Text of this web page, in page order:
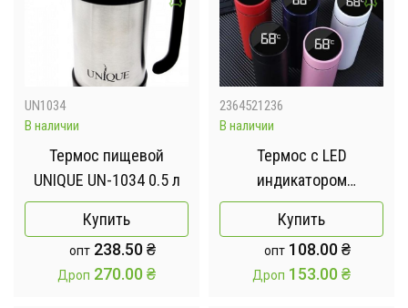
UN1034
В наличии
Термос пищевой
UNIQUE UN-1034 0.5 л
Купить
опт 238.50₴
Дроп 270.00₴
2364521236
В наличии
Термос с LED
индикатором
температуры
сенсорный, 500 m |
Умный термос с
датчиком индикатором
Купить
опт 108.00₴
Дроп 153.00₴